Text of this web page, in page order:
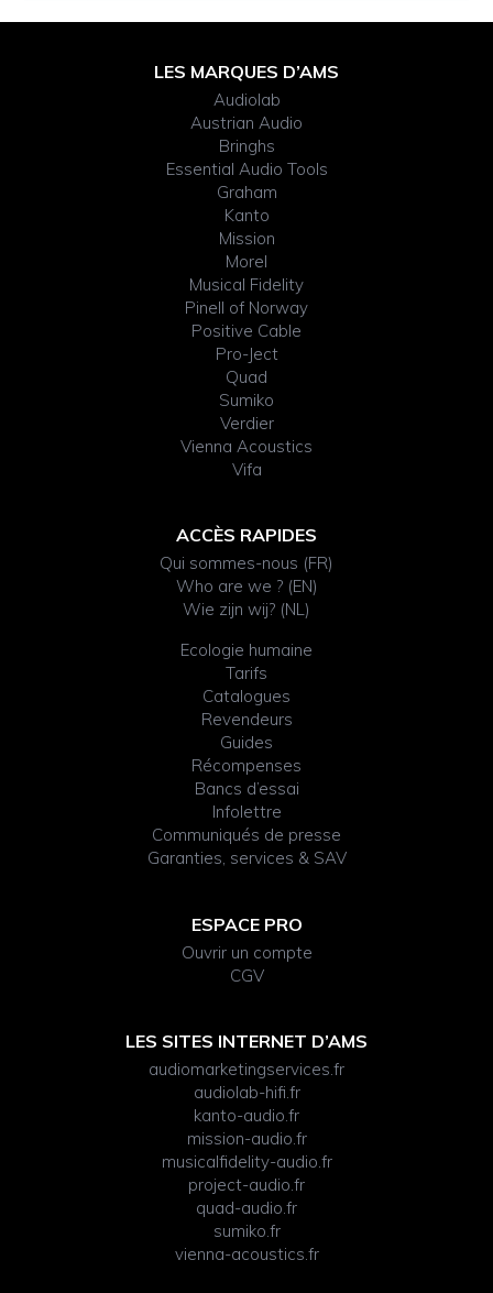
LES MARQUES D’AMS
Audiolab
Austrian Audio
Bringhs
Essential Audio Tools
Graham
Kanto
Mission
Morel
Musical Fidelity
Pinell of Norway
Positive Cable
Pro-Ject
Quad
Sumiko
Verdier
Vienna Acoustics
Vifa
ACCÈS RAPIDES
Qui sommes-nous (FR)
Who are we ? (EN)
Wie zijn wij? (NL)
Ecologie humaine
Tarifs
Catalogues
Revendeurs
Guides
Récompenses
Bancs d’essai
Infolettre
Communiqués de presse
Garanties, services & SAV
ESPACE PRO
Ouvrir un compte
CGV
LES SITES INTERNET D’AMS
audiomarketingservices.fr
audiolab-hifi.fr
kanto-audio.fr
mission-audio.fr
musicalfidelity-audio.fr
project-audio.fr
quad-audio.fr
sumiko.fr
vienna-acoustics.fr